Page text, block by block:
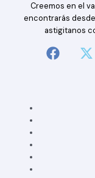
Creemos en el
encontrarás
astigitanos